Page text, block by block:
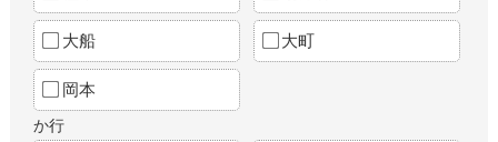
大船 大町
岡本
か行